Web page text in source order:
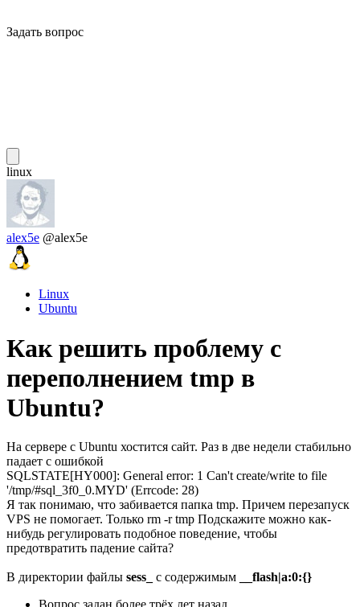
Задать вопрос
linux
alex5e @alex5e
Linux
Ubuntu
Как решить проблему с
переполнением tmp в
Ubuntu?
На сервере с Ubuntu хостится сайт. Раз в две недели стабильно
падает с ошибкой
SQLSTATE[HY000]: General error: 1 Can't create/write to file
'/tmp/#sql_3f0_0.MYD' (Errcode: 28)
Я так понимаю, что забивается папка tmp. Причем перезапуск
VPS не помогает. Только rm -r tmp Подскажите можно как-
нибудь регулировать подобное поведение, чтобы
предотвратить падение сайта?
В директории файлы sess_ с содержимым
__flash|a:0:{}